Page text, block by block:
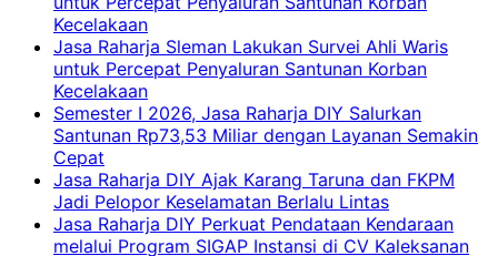
Kecelakaan
Jasa Raharja Sleman Lakukan Survei Ahli Waris
untuk Percepat Penyaluran Santunan Korban
Kecelakaan
Semester I 2026, Jasa Raharja DIY Salurkan
Santunan Rp73,53 Miliar dengan Layanan Semakin
Cepat
Jasa Raharja DIY Ajak Karang Taruna dan FKPM
Jadi Pelopor Keselamatan Berlalu Lintas
Jasa Raharja DIY Perkuat Pendataan Kendaraan
melalui Program SIGAP Instansi di CV Kaleksanan